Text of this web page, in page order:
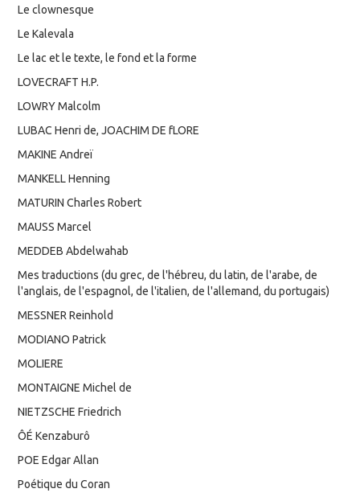
Le clownesque
Le Kalevala
Le lac et le texte, le fond et la forme
LOVECRAFT H.P.
LOWRY Malcolm
LUBAC Henri de, JOACHIM DE fLORE
MAKINE Andreï
MANKELL Henning
MATURIN Charles Robert
MAUSS Marcel
MEDDEB Abdelwahab
Mes traductions (du grec, de l'hébreu, du latin, de l'arabe, de
l'anglais, de l'espagnol, de l'italien, de l'allemand, du portugais)
MESSNER Reinhold
MODIANO Patrick
MOLIERE
MONTAIGNE Michel de
NIETZSCHE Friedrich
ÔÉ Kenzaburô
POE Edgar Allan
Poétique du Coran